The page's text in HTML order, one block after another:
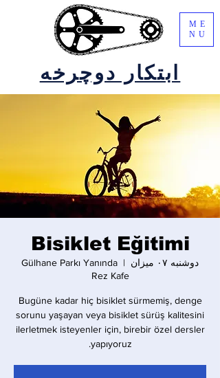
ابتکار دوچرخه
ME
NU
Bisiklet Eğitimi
دوشنبه ۰۷ میزان
  |
Gülhane Parkı Yanında
Rez Kafe
Bugüne kadar hiç bisiklet sürmemiş, denge
sorunu yaşayan veya bisiklet sürüş kalitesini
ilerletmek isteyenler için, birebir özel dersler
yapıyoruz.